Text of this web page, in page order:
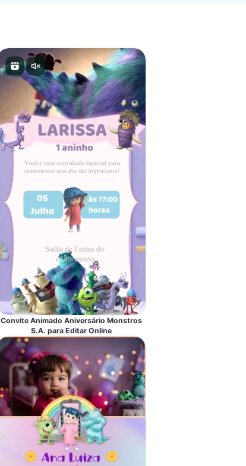
Convite Animado Aniversário Monstros
S.A. para Editar Online